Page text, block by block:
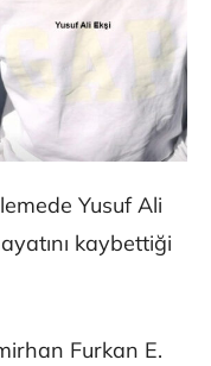
Yusuf Ali
kaybettiği
Furkan E.